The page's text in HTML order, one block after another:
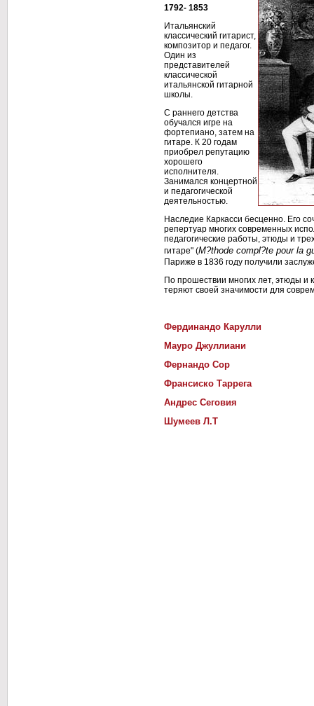
1792- 1853
Итальянский
классический гитарист,
композитор и педагог.
Один из
представителей
классической
итальянской гитарной
школы.
С раннего детства
обучался игре на
фортепиано, затем на
гитаре. К 20 годам
приобрел репутацию
хорошего
исполнителя.
Занимался концертной
и педагогической
деятельностью.
Наследие Каркасси бесценно. Его
репертуар многих современных
педагогические работы, этюды и
гитаре" (M?thode compl?te pour la
Париже в 1836 году получили
По прошествии многих лет, этюды и
теряют своей значимости для
Фердинандо Карулли
Мауро Джуллиани
Фернандо Сор
Франсиско Таррега
Андрес Сеговия
Шумеев Л.Т